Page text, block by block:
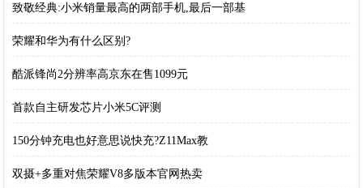
致敬经典:小米销量最高的两部手机,最后一部基
荣耀和华为有什么区别?
酷派锋尚2分辨率高京东在售1099元
首款自主研发芯片小米5C评测
150分钟充电也好意思说快充?Z11Max教
双摄+多重对焦荣耀V8多版本官网热卖